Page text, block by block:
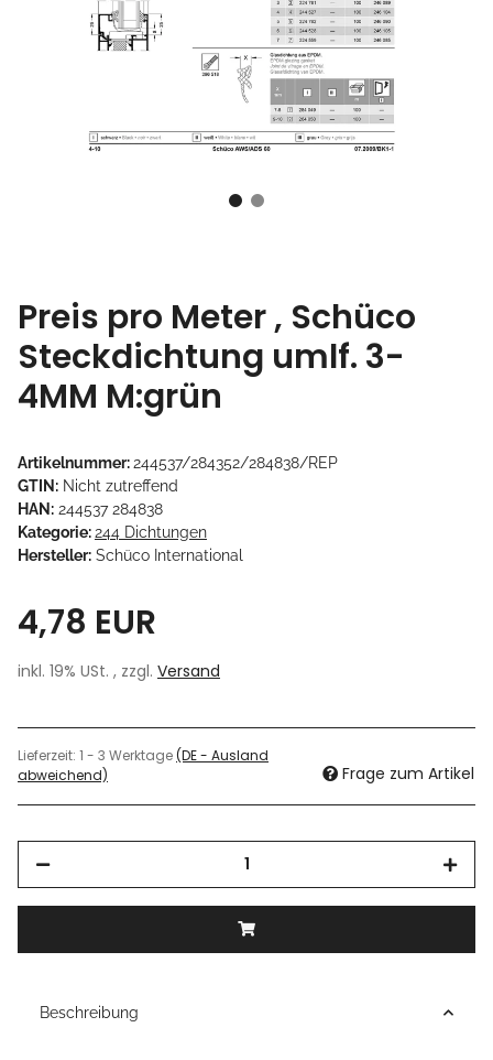
Preis pro Meter , Schüco
Steckdichtung umlf. 3-
4MM M:grün
Artikelnummer:244537/284352/284838/REP
GTIN: Nicht zutreffend
HAN: 244537 284838
Kategorie:244 Dichtungen
Hersteller: Schüco International
4,78 EUR
inkl. 19% USt. , zzgl. Versand
Lieferzeit: 1 - 3 Werktage(DE - Ausland
abweichend)
Frage zum Artikel
Beschreibung